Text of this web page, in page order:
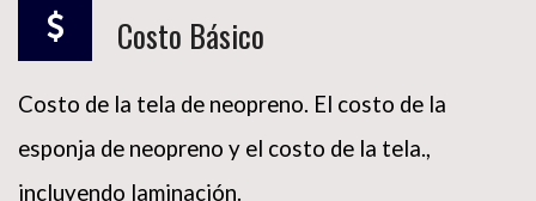
Costo Básico
Costo de la tela de neopreno. El costo de la
esponja de neopreno y el costo de la tela.,